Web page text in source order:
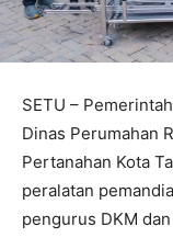
SETU –
Dinas Perumahan
Pertanahan Kota
peralatan
pengurus DKM